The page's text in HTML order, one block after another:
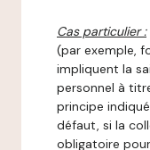
Cas particulier :
(par exemple,
impliquent la
personnel à
principe
défaut, si la
obligatoire